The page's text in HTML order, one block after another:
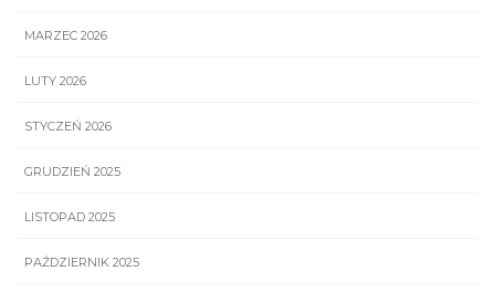
MARZEC 2026
LUTY 2026
STYCZEŃ 2026
GRUDZIEŃ 2025
LISTOPAD 2025
PAŹDZIERNIK 2025